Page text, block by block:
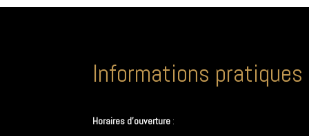
Informations pratiques
Horaires d’ouverture :